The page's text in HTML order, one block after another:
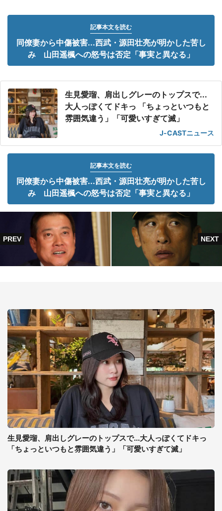
記事本文を読む
同僚妻から中傷被害...西武・源田壮亮が明かした苦し
み 山田遥楓への怒号は否定「事実と異なる」
生見愛瑠、肩出しグレーのトップスで...
大人っぽくてドキっ 「ちょっといつもと
雰囲気違う」「可愛いすぎて滅」
J-CASTニュース
記事本文を読む
同僚妻から中傷被害...西武・源田壮亮が明かした苦し
み 山田遥楓への怒号は否定「事実と異なる」
生見愛瑠、肩出しグレーのトップスで...大人っぽくてドキっ
「ちょっといつもと雰囲気違う」「可愛いすぎて滅」